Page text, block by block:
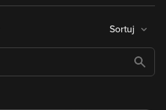
Sortuj